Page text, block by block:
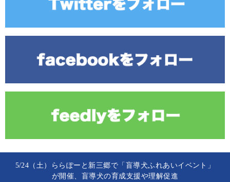
5/24（土）ららぽーと新三郷で「盲導犬ふれあいイベント」
が開催、盲導犬の育成支援や理解促進